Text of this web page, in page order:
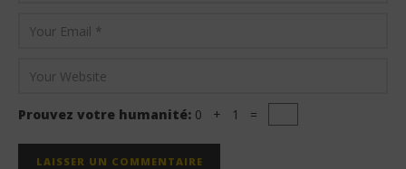
Prouvez votre humanité: 0 + 1 =